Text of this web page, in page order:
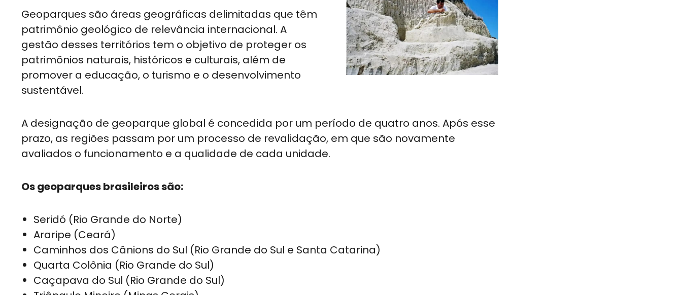
Geoparques são áreas geográficas delimitadas que têm
patrimônio geológico de relevância internacional. A
gestão desses territórios tem o objetivo de proteger os
patrimônios naturais, históricos e culturais, além de
promover a educação, o turismo e o desenvolvimento
sustentável.
A designação de geoparque global é concedida por um período de quatro anos. Após esse
prazo, as regiões passam por um processo de revalidação, em que são novamente
avaliados o funcionamento e a qualidade de cada unidade.
Os geoparques brasileiros são:
Seridó (Rio Grande do Norte)
Araripe (Ceará)
Caminhos dos Cânions do Sul (Rio Grande do Sul e Santa Catarina)
Quarta Colônia (Rio Grande do Sul)
Caçapava do Sul (Rio Grande do Sul)